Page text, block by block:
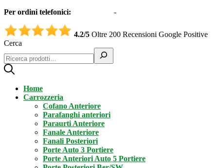
Per ordini telefonici: -
4.2/5 Oltre 200 Recensioni Google Positive
Cerca
Home
Carrozzeria
Cofano Anteriore
Parafanghi anteriori
Paraurti Anteriore
Fanale Anteriore
Fanali Posteriori
Porte Auto 3 Portiere
Porte Anteriori Auto 5 Portiere